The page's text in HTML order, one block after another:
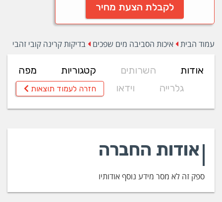
לקבלת הצעת מחיר
עמוד הבית איכות הסביבה מים שפכים בדיקות קרינה קובי זהבי
אודות השרותים קטגוריות
מפה
גלרייה
וידאו חזרה לעמוד תוצאות
אודות החברה
ספק זה לא מסר מידע נוסף אודותיו